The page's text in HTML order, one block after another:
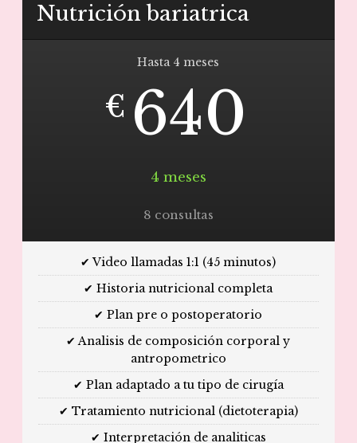
Nutrición bariatrica
Hasta 4 meses
€ 640
4 meses
8 consultas
✔ Video llamadas 1:1 (45 minutos)
✔ Historia nutricional completa
✔ Plan pre o postoperatorio
✔ Analisis de composición corporal y
antropometrico
✔ Plan adaptado a tu tipo de cirugía
✔ Tratamiento nutricional (dietoterapia)
✔ Interpretación de analiticas